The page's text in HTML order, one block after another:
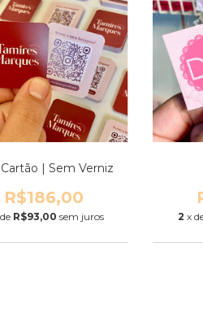
| Sem Verniz
R$186,00
R$93,00 sem juros 2 x